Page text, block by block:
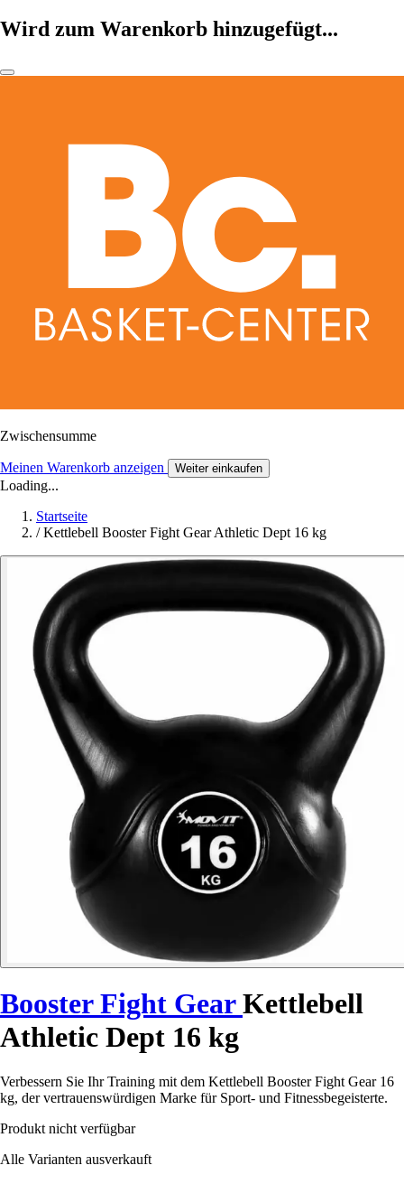
Wird zum Warenkorb hinzugefügt...
Zwischensumme
Meinen Warenkorb anzeigen Weiter einkaufen
Loading...
Startseite
/ Kettlebell Booster Fight Gear Athletic Dept 16 kg
Booster Fight GearKettlebell
Athletic Dept 16 kg
Verbessern Sie Ihr Training mit dem Kettlebell Booster Fight Gear 16
kg, der vertrauenswürdigen Marke für Sport- und Fitnessbegeisterte.
Produkt nicht verfügbar
Alle Varianten ausverkauft